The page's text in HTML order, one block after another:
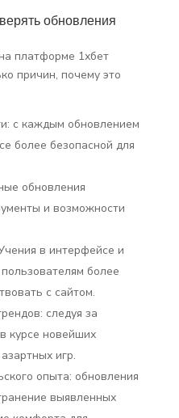
обновления
платформе 1хбет
причин, почему это
с каждым обновлением
более безопасной для
обновления
и возможности
в интерфейсе и
более
с сайтом.
следуя за
курсе новейших
игр.
опыта: обновления
выявленных